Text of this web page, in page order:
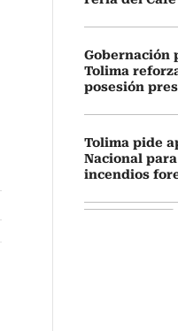
Gobernación
Tolima
posesión
Tolima pide
Nacional
incendios